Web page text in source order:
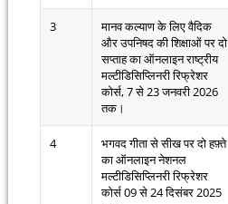
3
मानव कल्याण के लिए वैदिक
और उपनिषद की शिक्षाओं पर दो
सप्ताह का ऑनलाइन राष्ट्रीय
मल्टीडिसिप्लिनरी रिफ्रेशर
कोर्स, 7 से 23 जनवरी 2026
तक।
4
भगवद गीता से सीख पर दो हफ़्ते
का ऑनलाइन नेशनल
मल्टीडिसिप्लिनरी रिफ्रेशर
कोर्स 09 से 24 दिसंबर 2025